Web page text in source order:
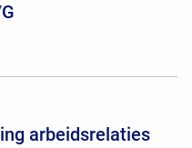
arbeidsrelaties